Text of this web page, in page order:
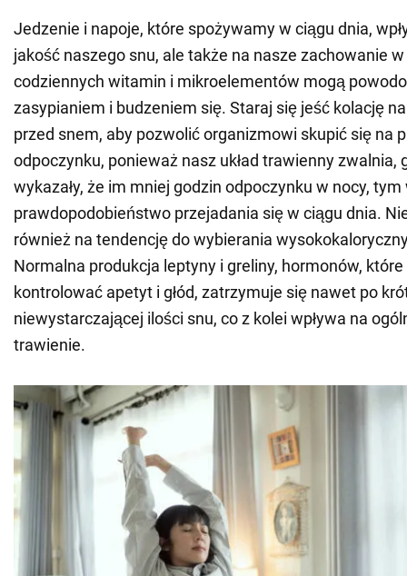
Jedzenie i napoje, które spożywamy w ciągu dnia,
jakość naszego snu, ale także na nasze zachowanie
codziennych witamin i mikroelementów mogą
zasypianiem i budzeniem się. Staraj się jeść kolację
przed snem, aby pozwolić organizmowi skupić się na
odpoczynku, ponieważ nasz układ trawienny zwalnia,
wykazały, że im mniej godzin odpoczynku w nocy,
prawdopodobieństwo przejadania się w ciągu dnia.
również na tendencję do wybierania
Normalna produkcja leptyny i greliny, hormonów,
kontrolować apetyt i głód, zatrzymuje się nawet po
niewystarczającej ilości snu, co z kolei wpływa na
trawienie.